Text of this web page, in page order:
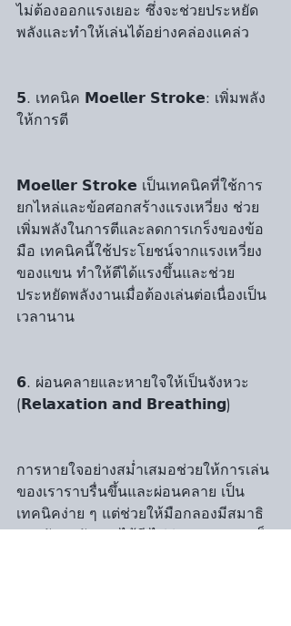
ไม่ต้องออกแรงเยอะ ซึ่งจะช่วยประหยัด
พลังและทำให้เล่นได้อย่างคล่องแคล่ว
𝟱. เทคนิค 𝗠𝗼𝗲𝗹𝗹𝗲𝗿 𝗦𝘁𝗿𝗼𝗸𝗲: เพิ่มพลัง
ให้การตี
𝗠𝗼𝗲𝗹𝗹𝗲𝗿 𝗦𝘁𝗿𝗼𝗸𝗲 เป็นเทคนิคที่ใช้การ
ยกไหล่และข้อศอกสร้างแรงเหวี่ยง ช่วย
เพิ่มพลังในการตีและลดการเกร็งของข้อ
มือ เทคนิคนี้ใช้ประโยชน์จากแรงเหวี่ยง
ของแขน ทำให้ตีได้แรงขึ้นและช่วย
ประหยัดพลังงานเมื่อต้องเล่นต่อเนื่องเป็น
เวลานาน
𝟲. ผ่อนคลายและหายใจให้เป็นจังหวะ
(𝗥𝗲𝗹𝗮𝘅𝗮𝘁𝗶𝗼𝗻 𝗮𝗻𝗱 𝗕𝗿𝗲𝗮𝘁𝗵𝗶𝗻𝗴)
การหายใจอย่างสม่ำเสมอช่วยให้การเล่น
ของเราราบรื่นขึ้นและผ่อนคลาย เป็น
เทคนิคง่าย ๆ แต่ช่วยให้มือกลองมีสมาธิ
และรักษาจังหวะได้ดี ไม่ว่าจะเจอเพลงเร็ว